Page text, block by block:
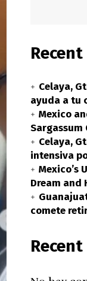
Celaya,
ayuda a tu
Mexico
Sargassum
Celaya,
intensiva
Mexico’s
Dream and
comete